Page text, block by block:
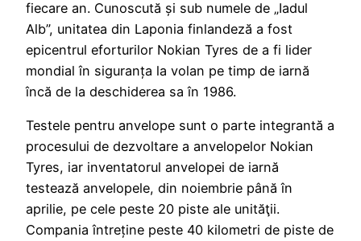
fiecare an. Cunoscută și sub numele de „Iadul
Alb”, unitatea din Laponia finlandeză a fost
epicentrul eforturilor Nokian Tyres de a fi lider
mondial în siguranța la volan pe timp de iarnă
încă de la deschiderea sa în 1986.
Testele pentru anvelope sunt o parte integrantă a
procesului de dezvoltare a anvelopelor Nokian
Tyres, iar inventatorul anvelopei de iarnă
testează anvelopele, din noiembrie până în
aprilie, pe cele peste 20 piste ale unităţii.
Compania întreține peste 40 kilometri de piste de